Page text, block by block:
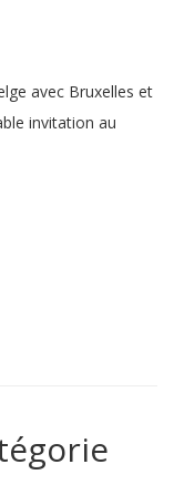
avec Bruxelles et
invitation au